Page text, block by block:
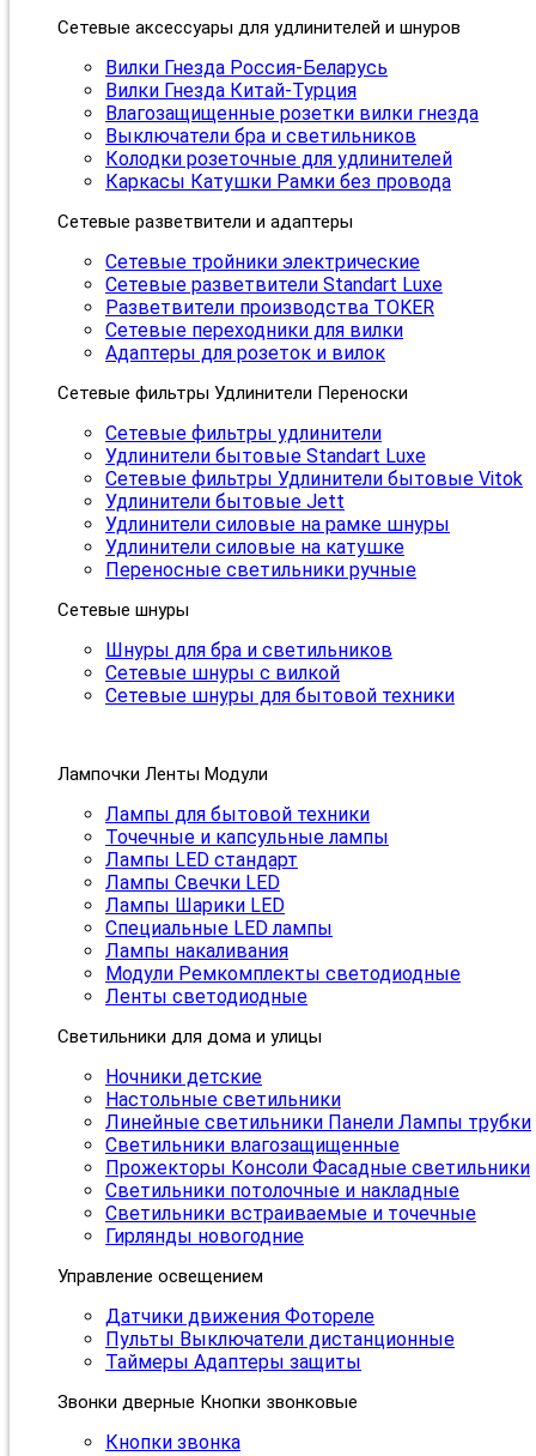
Сетевые аксессуары для удлинителей и шнуров
Вилки Гнезда Россия-Беларусь
Вилки Гнезда Китай-Турция
Влагозащищенные розетки вилки гнезда
Выключатели бра и светильников
Колодки розеточные для удлинителей
Каркасы Катушки Рамки без провода
Сетевые разветвители и адаптеры
Сетевые тройники электрические
Сетевые разветвители Standart Luxe
Разветвители производства TOKER
Сетевые переходники для вилки
Адаптеры для розеток и вилок
Сетевые фильтры Удлинители Переноски
Сетевые фильтры удлинители
Удлинители бытовые Standart Luxe
Сетевые фильтры Удлинители бытовые Vitok
Удлинители бытовые Jett
Удлинители силовые на рамке шнуры
Удлинители силовые на катушке
Переносные светильники ручные
Сетевые шнуры
Шнуры для бра и светильников
Сетевые шнуры с вилкой
Сетевые шнуры для бытовой техники
Лампочки Ленты Модули
Лампы для бытовой техники
Точечные и капсульные лампы
Лампы LED стандарт
Лампы Свечки LED
Лампы Шарики LED
Специальные LED лампы
Лампы накаливания
Модули Ремкомплекты светодиодные
Ленты светодиодные
Светильники для дома и улицы
Ночники детские
Настольные светильники
Линейные светильники Панели Лампы трубки
Светильники влагозащищенные
Прожекторы Консоли Фасадные светильники
Светильники потолочные и накладные
Светильники встраиваемые и точечные
Гирлянды новогодние
Управление освещением
Датчики движения Фотореле
Пульты Выключатели дистанционные
Таймеры Адаптеры защиты
Звонки дверные Кнопки звонковые
Кнопки звонка